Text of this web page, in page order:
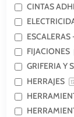
CINTAS
FIJACIONES
GRIFERIA Y
HERRAJES